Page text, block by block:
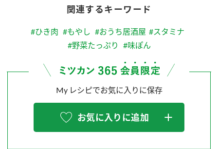
関連するキーワード
#ひき肉 #もやし #おうち居酒屋 #スタミナ
#野菜たっぷり
#味ぽん
My レシピでお気に入りに保存
お気に入りに追加